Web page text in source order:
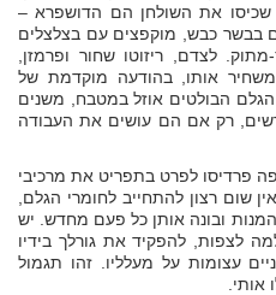
שכיסו את השולחן הם הדושפרא –
בבשר כבש, מוקפצים עם בצלצלים
לצדם, ריזוטו שחור ופרמזן,
אותו, בהודעה מוקדמת של
הבולטים אוזל במטבח, משנים
רק אם הם עושים את העבודה
פרדיסו לפרט בתפריט את מרכיבי
שום רצון להתחייב לחומרי הגלם,
ובונה אותן כל פעם מחדש. יש
לצפות, להפקיד את גורלך בידיו
עצומות על מעלליו. זהו תגמול